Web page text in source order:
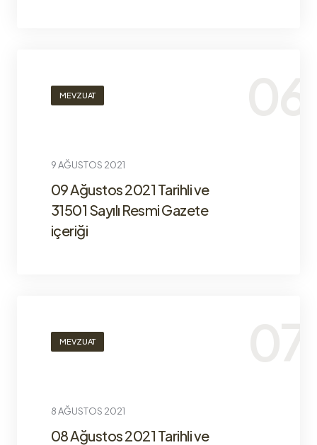
MEVZUAT
9 AĞUSTOS 2021
09 Ağustos 2021 Tarihli ve
31501 Sayılı Resmi Gazete
içeriği
MEVZUAT
8 AĞUSTOS 2021
08 Ağustos 2021 Tarihli ve